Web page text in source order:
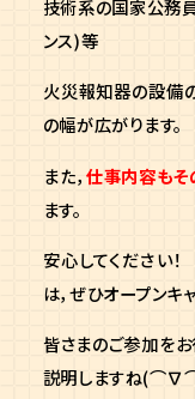
技術系の国家公務
ンス)等
火災報知器の設備
の幅が広がります。
また，仕事内容も
ます。
安心してください
は，ぜひオープンキャ
皆さまのご参加をお
説明しますね